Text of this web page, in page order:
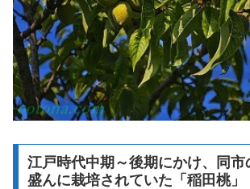
江戸時代中期～後期にかけ、同市
盛んに栽培されていた「稲田桃」